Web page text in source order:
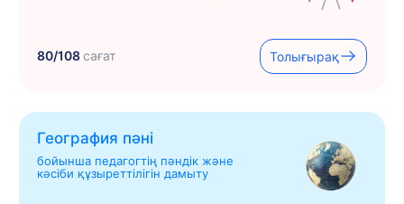
80/108сағат Толығырақ
География пәні
бойынша педагогтің пәндік және
кәсіби құзыреттілігін дамыту